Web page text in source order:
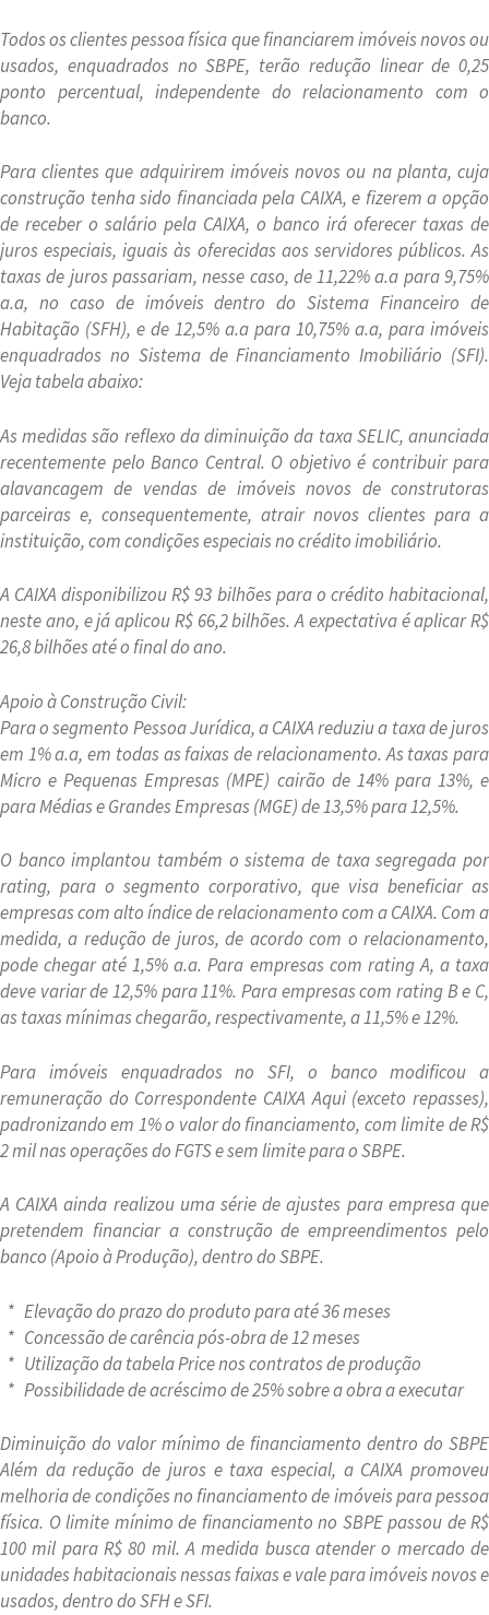
Todos os clientes pessoa física que financiarem imóveis novos ou
usados, enquadrados no SBPE, terão redução linear de 0,25
ponto percentual, independente do relacionamento com o
banco.
Para clientes que adquirirem imóveis novos ou na planta, cuja
construção tenha sido financiada pela CAIXA, e fizerem a opção
de receber o salário pela CAIXA, o banco irá oferecer taxas de
juros especiais, iguais às oferecidas aos servidores públicos. As
taxas de juros passariam, nesse caso, de 11,22% a.a para 9,75%
a.a, no caso de imóveis dentro do Sistema Financeiro de
Habitação (SFH), e de 12,5% a.a para 10,75% a.a, para imóveis
enquadrados no Sistema de Financiamento Imobiliário (SFI).
Veja tabela abaixo:
As medidas são reflexo da diminuição da taxa SELIC, anunciada
recentemente pelo Banco Central. O objetivo é contribuir para
alavancagem de vendas de imóveis novos de construtoras
parceiras e, consequentemente, atrair novos clientes para a
instituição, com condições especiais no crédito imobiliário.
A CAIXA disponibilizou R$ 93 bilhões para o crédito habitacional,
neste ano, e já aplicou R$ 66,2 bilhões. A expectativa é aplicar R$
26,8 bilhões até o final do ano.
Apoio à Construção Civil:
Para o segmento Pessoa Jurídica, a CAIXA reduziu a taxa de juros
em 1% a.a, em todas as faixas de relacionamento. As taxas para
Micro e Pequenas Empresas (MPE) cairão de 14% para 13%, e
para Médias e Grandes Empresas (MGE) de 13,5% para 12,5%.
O banco implantou também o sistema de taxa segregada por
rating, para o segmento corporativo, que visa beneficiar as
empresas com alto índice de relacionamento com a CAIXA. Com a
medida, a redução de juros, de acordo com o relacionamento,
pode chegar até 1,5% a.a. Para empresas com rating A, a taxa
deve variar de 12,5% para 11%. Para empresas com rating B e C,
as taxas mínimas chegarão, respectivamente, a 11,5% e 12%.
Para imóveis enquadrados no SFI, o banco modificou a
remuneração do Correspondente CAIXA Aqui (exceto repasses),
padronizando em 1% o valor do financiamento, com limite de R$
2 mil nas operações do FGTS e sem limite para o SBPE.
A CAIXA ainda realizou uma série de ajustes para empresa que
pretendem financiar a construção de empreendimentos pelo
banco (Apoio à Produção), dentro do SBPE.
* Elevação do prazo do produto para até 36 meses
* Concessão de carência pós-obra de 12 meses
* Utilização da tabela Price nos contratos de produção
* Possibilidade de acréscimo de 25% sobre a obra a executar
Diminuição do valor mínimo de financiamento dentro do SBPE
Além da redução de juros e taxa especial, a CAIXA promoveu
melhoria de condições no financiamento de imóveis para pessoa
física. O limite mínimo de financiamento no SBPE passou de R$
100 mil para R$ 80 mil. A medida busca atender o mercado de
unidades habitacionais nessas faixas e vale para imóveis novos e
usados, dentro do SFH e SFI.